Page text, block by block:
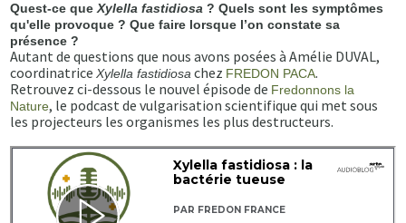
Quest-ce queXylella fastidiosa ? Quels sont les symptômes
qu'elle provoque ? Que faire lorsque l’on constate sa
présence ?
Autant de questions que nous avons posées à Amélie DUVAL,
coordinatriceXylella fastidiosachez FREDON PACA.
Retrouvez ci-dessous le nouvel épisode de Fredonnons la
Nature, le podcast de vulgarisation scientifique qui met sous
les projecteurs les organismes les plus destructeurs.